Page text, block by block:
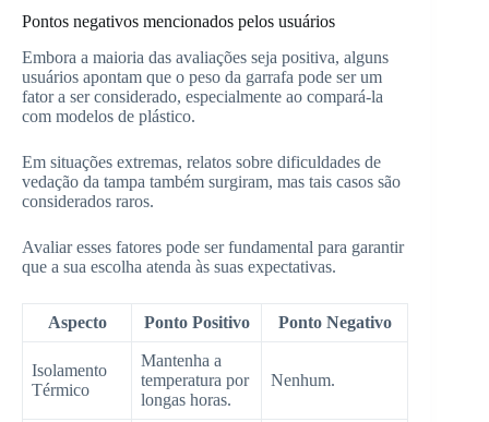
Pontos negativos mencionados pelos usuários
Embora a maioria das avaliações seja positiva, alguns
usuários apontam que o peso da garrafa pode ser um
fator a ser considerado, especialmente ao compará-la
com modelos de plástico.
Em situações extremas, relatos sobre dificuldades de
vedação da tampa também surgiram, mas tais casos são
considerados raros.
Avaliar esses fatores pode ser fundamental para garantir
que a sua escolha atenda às suas expectativas.
Aspecto Ponto Positivo Ponto Negativo
Isolamento
Térmico
Mantenha a
temperatura por
longas horas.
Nenhum.